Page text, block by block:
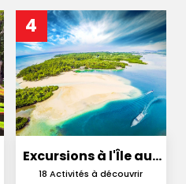
4
Excursions à l'Île aux
Cerfs
18 Activités à découvrir